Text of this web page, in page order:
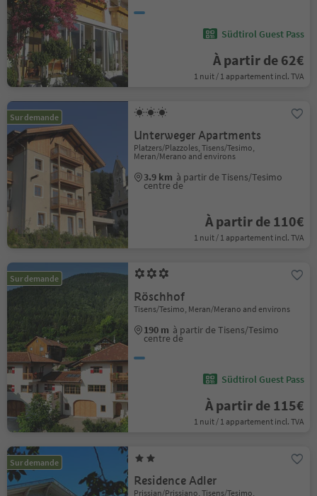
Südtirol Guest Pass
À partir de 62€
1 nuit / 1 appartement incl. TVA
Sur demande
Unterweger Apartments
Platzers/Plazzoles, Tisens/Tesimo,
Meran/Merano and environs
3.9 km à partir de Tisens/Tesimo
centre de
À partir de 110€
1 nuit / 1 appartement incl. TVA
Sur demande
Röschhof
Tisens/Tesimo, Meran/Merano and environs
190 m à partir de Tisens/Tesimo
centre de
Südtirol Guest Pass
À partir de 115€
1 nuit / 1 appartement incl. TVA
Sur demande
Residence Adler
Prissian/Prissiano, Tisens/Tesimo,